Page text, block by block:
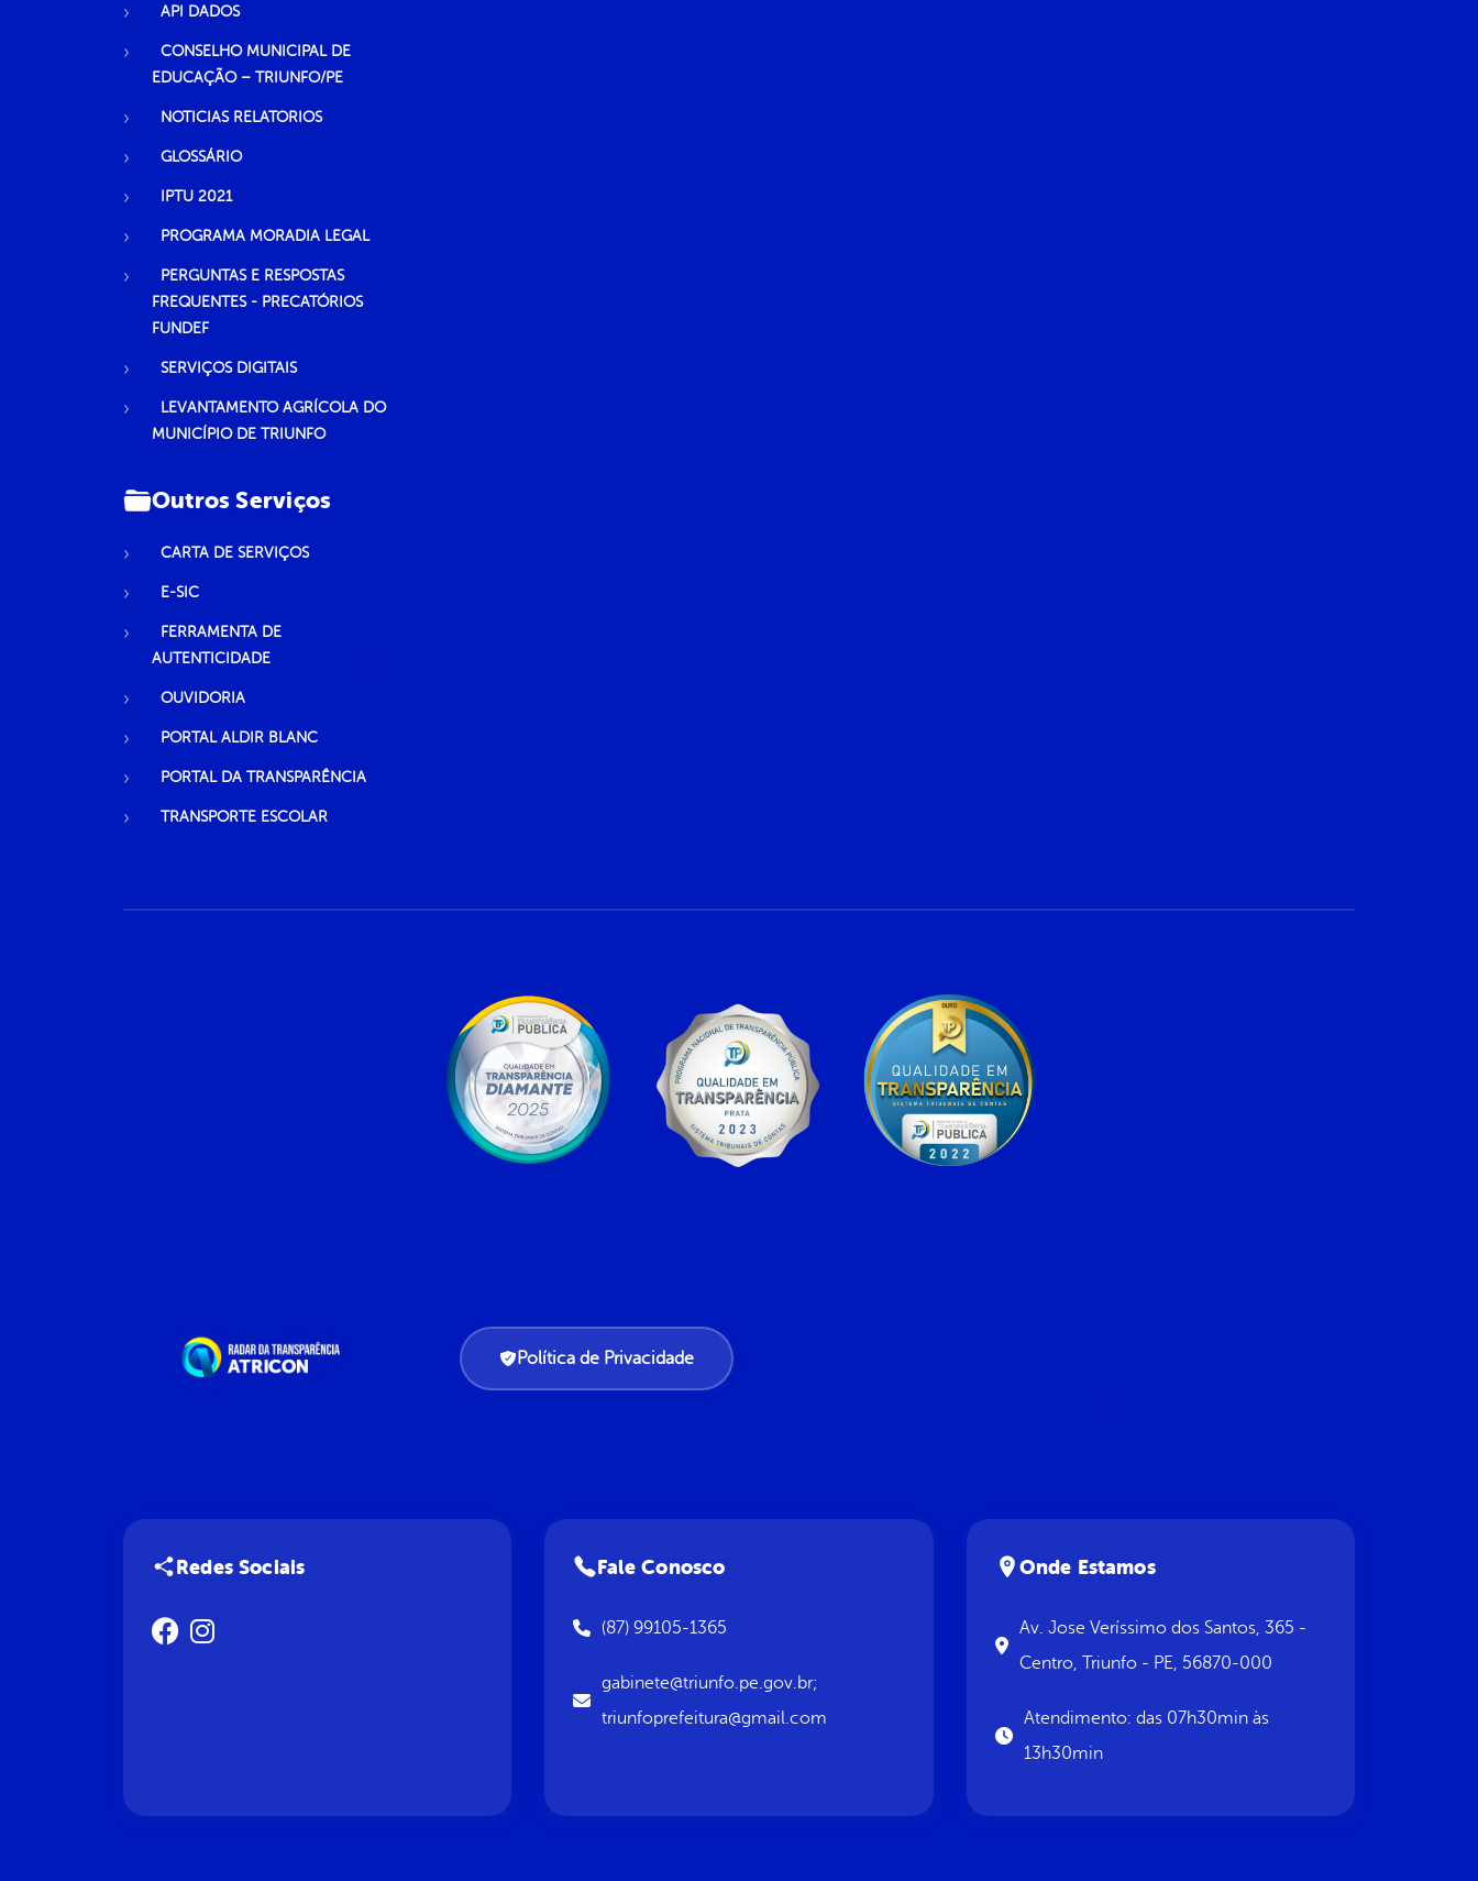
API DADOS
CONSELHO MUNICIPAL DE
EDUCAÇÃO – TRIUNFO/PE
NOTICIAS RELATORIOS
GLOSSÁRIO
IPTU 2021
PROGRAMA MORADIA LEGAL
PERGUNTAS E RESPOSTAS
FREQUENTES - PRECATÓRIOS
FUNDEF
SERVIÇOS DIGITAIS
LEVANTAMENTO AGRÍCOLA DO
MUNICÍPIO DE TRIUNFO
Outros Serviços
CARTA DE SERVIÇOS
E-SIC
FERRAMENTA DE
AUTENTICIDADE
OUVIDORIA
PORTAL ALDIR BLANC
PORTAL DA TRANSPARÊNCIA
TRANSPORTE ESCOLAR
Política de Privacidade
Redes Sociais Fale Conosco
(87) 99105-1365
gabinete@triunfo.pe.gov.br;
triunfoprefeitura@gmail.com
Onde Estamos
Av. Jose Veríssimo dos Santos, 365 -
Centro, Triunfo - PE, 56870-000
Atendimento: das 07h30min às
13h30min